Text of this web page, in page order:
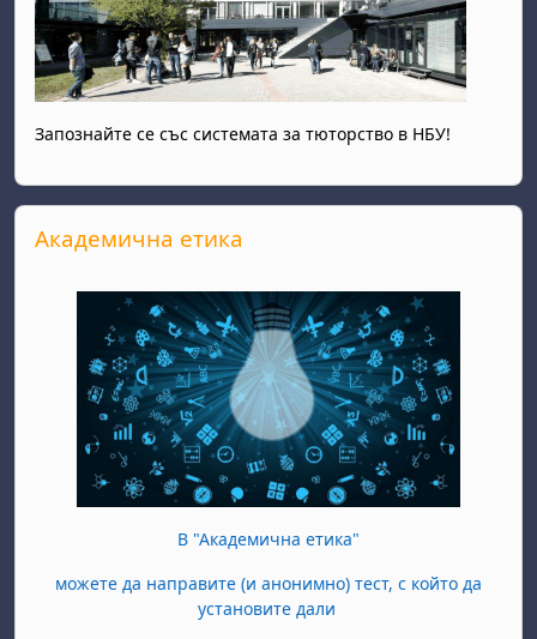
Запознайте се със системата за тюторство в НБУ!
Прескочи Академична етика
Академична етика
В "Академична етика"
можете да направите (и анонимно) тест, с който да
установите дали